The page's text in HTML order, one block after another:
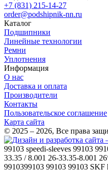
+7 (831) 215-14-27
order@podshipnik-nn.ru
Каталог
Подшипники
Линейные технологии
Ремни
Уплотнения
Информация
О нас
Доставка и оплата
Производители
Контакты
Пользовательское соглашение
Карта сайта
© 2025 – 2026, Все права
99103 speedi-sleeves 99103
33.35 / 8.001 26-33.35-8.001
9910399103 99103 99103 SKF